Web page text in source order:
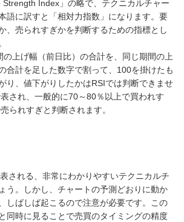
Strength Index」の略で、テクニカルチャー
語に訳すと「相対力指数」になります。要
、売られすぎかを判断するための指標とし
の上げ幅（前日比）の合計を、同じ期間の上
合計を足した数字で割って、100を掛けたも
り、値下がりしたかはRSIでは判断できませ
され、一般的に70～80％以上で買われす
られすぎと判断されます。
される、非常にわかりやすいテクニカルチ
う。しかし、チャートの予測どおりに動か
しばしば起こるので注意が必要です。この
同時に見ることで売買のタイミングの精度